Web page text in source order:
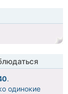
.
одинокие